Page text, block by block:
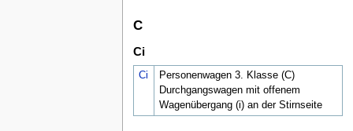
C
Ci
Ci
Personenwagen 3. Klasse (C)
Durchgangswagen mit offenem
Wagenübergang (i) an der Stirnseite